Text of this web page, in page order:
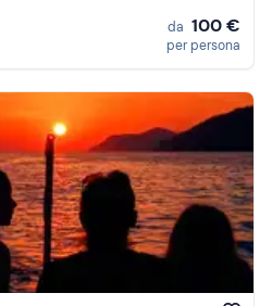
da 100 €
per persona